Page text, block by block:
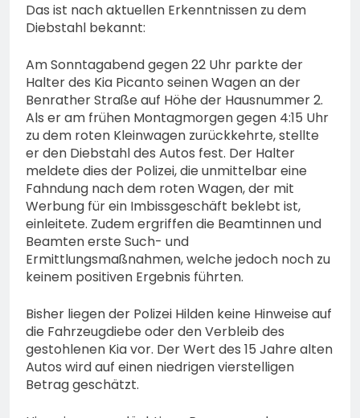
Das ist nach aktuellen Erkenntnissen zu dem
Diebstahl bekannt:
Am Sonntagabend gegen 22 Uhr parkte der
Halter des Kia Picanto seinen Wagen an der
Benrather Straße auf Höhe der Hausnummer 2.
Als er am frühen Montagmorgen gegen 4:15 Uhr
zu dem roten Kleinwagen zurückkehrte, stellte
er den Diebstahl des Autos fest. Der Halter
meldete dies der Polizei, die unmittelbar eine
Fahndung nach dem roten Wagen, der mit
Werbung für ein Imbissgeschäft beklebt ist,
einleitete. Zudem ergriffen die Beamtinnen und
Beamten erste Such- und
Ermittlungsmaßnahmen, welche jedoch noch zu
keinem positiven Ergebnis führten.
Bisher liegen der Polizei Hilden keine Hinweise auf
die Fahrzeugdiebe oder den Verbleib des
gestohlenen Kia vor. Der Wert des 15 Jahre alten
Autos wird auf einen niedrigen vierstelligen
Betrag geschätzt.